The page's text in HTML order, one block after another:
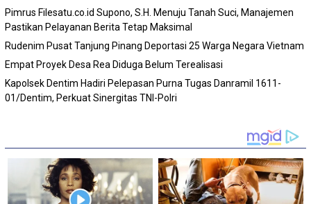
Pimrus Filesatu.co.id Supono, S.H. Menuju Tanah Suci, Manajemen
Pastikan Pelayanan Berita Tetap Maksimal
Rudenim Pusat Tanjung Pinang Deportasi 25 Warga Negara Vietnam
Empat Proyek Desa Rea Diduga Belum Terealisasi
Kapolsek Dentim Hadiri Pelepasan Purna Tugas Danramil 1611-
01/Dentim, Perkuat Sinergitas TNI-Polri